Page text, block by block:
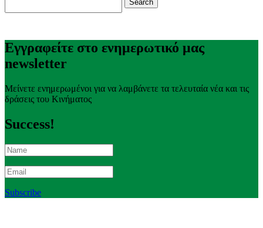
Εγγραφείτε στο ενημερωτικό μας
newsletter
Μείνετε ενημερωμένοι για να λαμβάνετε τα τελευταία νέα και τις
δράσεις του Κινήματος
Success!
Subscribe